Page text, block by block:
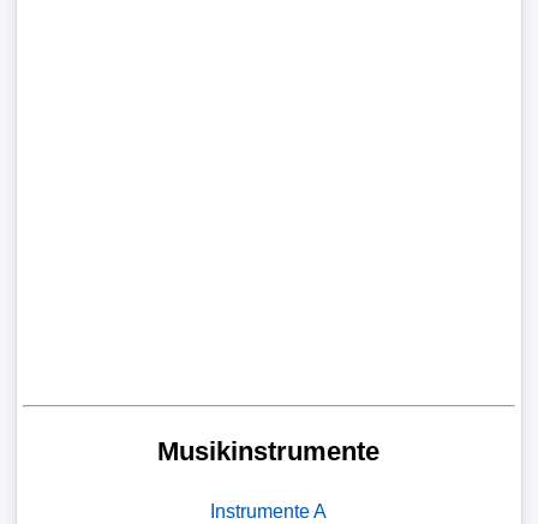
Musikinstrumente
Instrumente A